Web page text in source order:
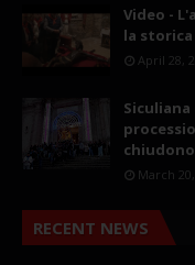
Video -
la storica
April 28,
Siculiana
March
RECENT NEWS